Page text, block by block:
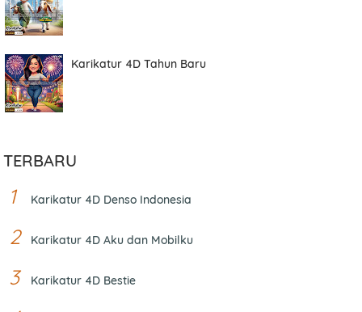
Karikatur 4D Tahun Baru
TERBARU
Karikatur 4D Denso Indonesia
Karikatur 4D Aku dan Mobilku
Karikatur 4D Bestie